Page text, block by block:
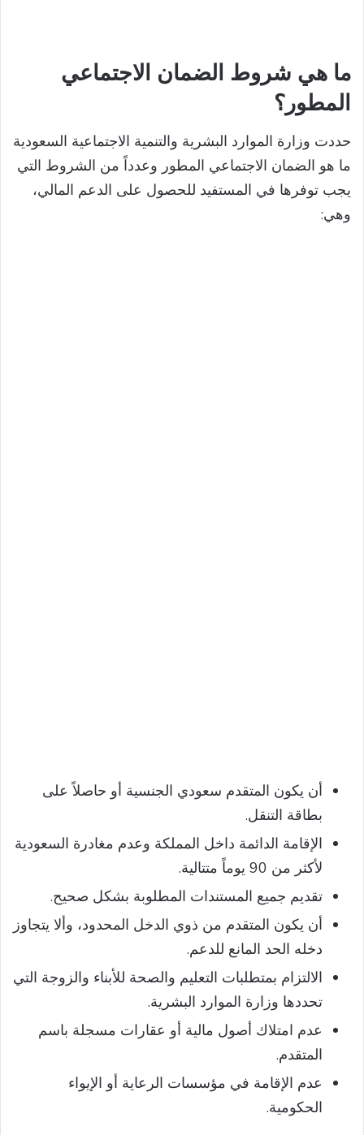
ما هي شروط الضمان الاجتماعي
المطور؟
حددت وزارة الموارد البشرية والتنمية الاجتماعية السعودية
ما هو الضمان الاجتماعي المطور وعدداً من الشروط التي
يجب توفرها في المستفيد للحصول على الدعم المالي،
وهي:
أن يكون المتقدم سعودي الجنسية أو حاصلاً على
بطاقة التنقل.
الإقامة الدائمة داخل المملكة وعدم مغادرة السعودية
لأكثر من 90 يوماً متتالية.
تقديم جميع المستندات المطلوبة بشكل صحيح.
أن يكون المتقدم من ذوي الدخل المحدود، وألا يتجاوز
دخله الحد المانع للدعم.
الالتزام بمتطلبات التعليم والصحة للأبناء والزوجة التي
تحددها وزارة الموارد البشرية.
عدم امتلاك أصول مالية أو عقارات مسجلة باسم
المتقدم.
عدم الإقامة في مؤسسات الرعاية أو الإيواء
الحكومية.